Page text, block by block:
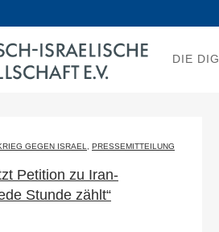
DIE DIG
GEGEN ISRAEL PRESSEMITTEILUNG
Petition zu Iran-
Stunde zählt“